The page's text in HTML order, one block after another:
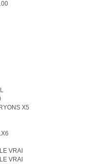
X5
VRAI
VRAI